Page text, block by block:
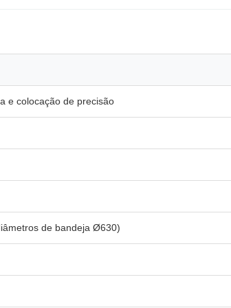
e colocação de precisão
de bandeja Ø630)